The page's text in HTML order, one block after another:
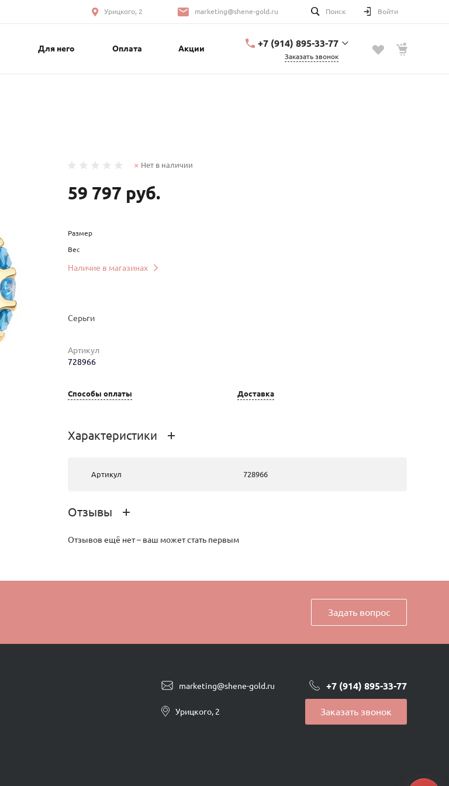
Урицкого, 2 marketing@shene-gold.ru Поиск Войти
Для него Оплата Акции
+7 (914) 895-33-77
Заказать звонок
Нет в наличии
59 797 руб.
Размер
Вес
Наличие в магазинах
ул.Ленина,
Серьги
Артикул
728966
Способы оплаты Доставка
Характеристики
Артикул 728966
Отзывы
Отзывов ещё нет – ваш может стать первым
Задать вопрос
marketing@shene-gold.ru +7 (914) 895-33-77
Урицкого, 2 Заказать звонок